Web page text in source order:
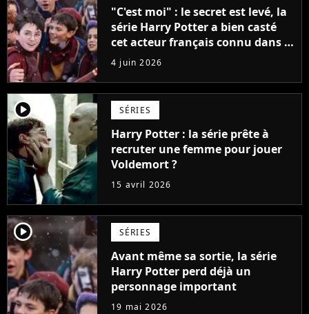
"C'est moi" : le secret est levé, la
série Harry Potter a bien casté
cet acteur français connu dans le
monde entier
4 juin 2026
player2 SÉRIES
Harry Potter : la série prête à
recruter une femme pour jouer
Voldemort ?
15 avril 2026
player2 SÉRIES
Avant même sa sortie, la série
Harry Potter perd déjà un
personnage important
19 mai 2026